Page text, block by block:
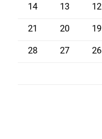
12
13
14
19
20
21
26
27
28